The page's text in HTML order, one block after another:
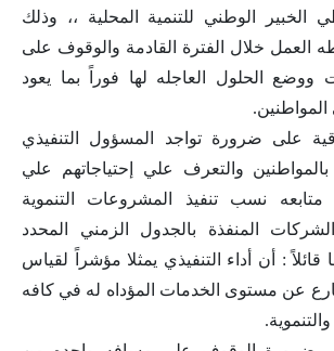
الخبير الوطني للتنمية المحلية ،، وذلك
خلال الفترة القادمة والوقوف على
ووضع الحلول العاجله لها فوراً بما يعود
المواطنين.
على ضرورة تواجد المسؤول التنفيذي
بالمواطنين والتعرف علي إحتياجاتهم علي
متابعه نسب تنفيذ المشروعات التنموية
المنفذة بالجدول الزمني المحدد
قائلاً : أن أداء التنفيذي يمثلا مؤشراً لقياس
عن مستوى الخدمات المؤداه له في كافه